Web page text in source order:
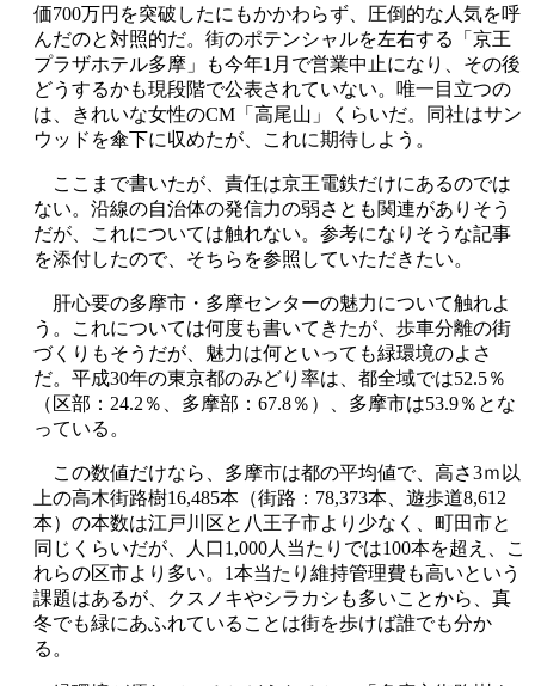
価700万円を突破したにもかかわらず、圧倒的な人気を呼
んだのと対照的だ。街のポテンシャルを左右する「京王
プラザホテル多摩」も今年1月で営業中止になり、その後
どうするかも現段階で公表されていない。唯一目立つの
は、きれいな女性のCM「高尾山」くらいだ。同社はサン
ウッドを傘下に収めたが、これに期待しよう。
ここまで書いたが、責任は京王電鉄だけにあるのでは
ない。沿線の自治体の発信力の弱さとも関連がありそう
だが、これについては触れない。参考になりそうな記事
を添付したので、そちらを参照していただきたい。
肝心要の多摩市・多摩センターの魅力について触れよ
う。これについては何度も書いてきたが、歩車分離の街
づくりもそうだが、魅力は何といっても緑環境のよさ
だ。平成30年の東京都のみどり率は、都全域では52.5％
（区部：24.2％、多摩部：67.8％）、多摩市は53.9％とな
っている。
この数値だけなら、多摩市は都の平均値で、高さ3ｍ以
上の高木街路樹16,485本（街路：78,373本、遊歩道8,612
本）の本数は江戸川区と八王子市より少なく、町田市と
同じくらいだが、人口1,000人当たりでは100本を超え、こ
れらの区市より多い。1本当たり維持管理費も高いという
課題はあるが、クスノキやシラカシも多いことから、真
冬でも緑にあふれていることは街を歩けば誰でも分か
る。